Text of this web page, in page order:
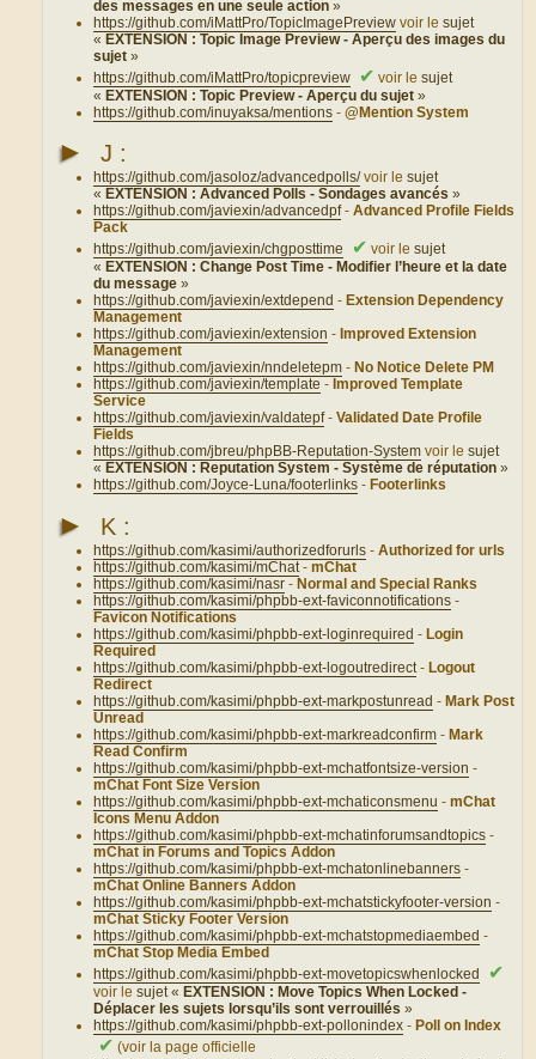
des messages en une seule action»
https://github.com/iMattPro/TopicImagePreview voir lesujet
« EXTENSION : Topic Image Preview - Aperçu des images du
sujet»
https://github.com/iMattPro/topicpreview
✔ voir lesujet
« EXTENSION : Topic Preview - Aperçu du sujet»
https://github.com/inuyaksa/mentions -@Mention System
► J :
https://github.com/jasoloz/advancedpolls/voir lesujet
« EXTENSION : Advanced Polls - Sondages avancés»
https://github.com/javiexin/advancedpf-Advanced Profile Fields
Pack
https://github.com/javiexin/chgposttime
✔ voir lesujet
« EXTENSION : Change Post Time - Modifier l’heure et la date
du message»
https://github.com/javiexin/extdepend - Extension Dependency
Management
https://github.com/javiexin/extension - Improved Extension
Management
https://github.com/javiexin/nndeletepm - No Notice Delete PM
https://github.com/javiexin/template - Improved Template
Service
https://github.com/javiexin/valdatepf-Validated Date Profile
Fields
https://github.com/jbreu/phpBB-Reputation-System voir lesujet
« EXTENSION : Reputation System - Système de réputation»
https://github.com/Joyce-Luna/footerlinks - Footerlinks
► K :
https://github.com/kasimi/authorizedforurls -Authorized for urls
https://github.com/kasimi/mChat -mChat
https://github.com/kasimi/nasr -Normal and Special Ranks
https://github.com/kasimi/phpbb-ext-faviconnotifications -
Favicon Notifications
https://github.com/kasimi/phpbb-ext-loginrequired -Login
Required
https://github.com/kasimi/phpbb-ext-logoutredirect -Logout
Redirect
https://github.com/kasimi/phpbb-ext-markpostunread -Mark Post
Unread
https://github.com/kasimi/phpbb-ext-markreadconfirm -Mark
Read Confirm
https://github.com/kasimi/phpbb-ext-mchatfontsize-version -
mChat Font Size Version
https://github.com/kasimi/phpbb-ext-mchaticonsmenu -mChat
Icons Menu Addon
https://github.com/kasimi/phpbb-ext-mchatinforumsandtopics -
mChat in Forums and Topics Addon
https://github.com/kasimi/phpbb-ext-mchatonlinebanners -
mChat Online Banners Addon
https://github.com/kasimi/phpbb-ext-mchatstickyfooter-version -
mChat Sticky Footer Version
https://github.com/kasimi/phpbb-ext-mchatstopmediaembed -
mChat Stop Media Embed
https://github.com/kasimi/phpbb-ext-movetopicswhenlocked
✔
voir lesujet « EXTENSION : Move Topics When Locked -
Déplacer les sujets lorsqu’ils sont verrouillés»
https://github.com/kasimi/phpbb-ext-pollonindex -Poll on Index
✔ (voir la page officielle